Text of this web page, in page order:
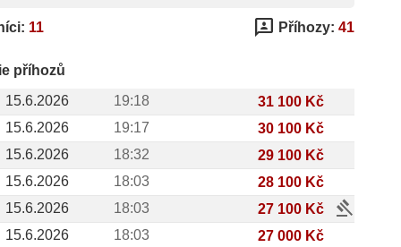
11 3p Příhozy: 41
příhozů
15.6.2026
19:18
31 100 Kč
15.6.2026
19:17
30 100 Kč
15.6.2026
18:32
29 100 Kč
15.6.2026
18:03
28 100 Kč
15.6.2026
18:03 27 100 Kč gavel
15.6.2026 18:03
27 000 Kč